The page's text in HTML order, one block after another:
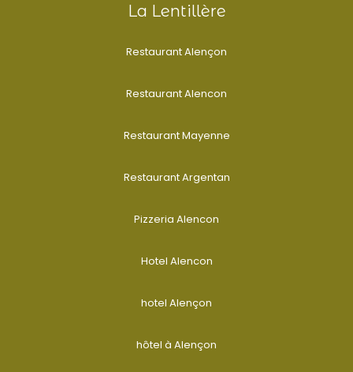
La Lentillère
Restaurant Alençon
Restaurant Alencon
Restaurant Mayenne
Restaurant Argentan
Pizzeria Alencon
Hotel Alencon
hotel Alençon
hôtel à Alençon